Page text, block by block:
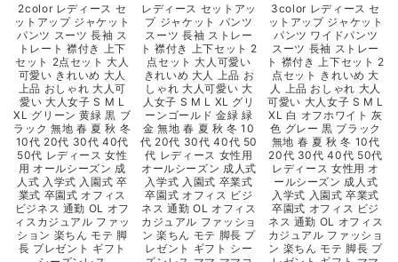
2color レディース セ
ットアップ ジャケット
パンツ スーツ 長袖 ス
トレート 襟付き 上下
セット 2点セット 大人
可愛い きれいめ 大人
上品 おしゃれ 大人可
愛い 大人女子 S M L
XL グリーン 黄緑 黒 ブ
ラック 無地 春 夏 秋 冬
10代 20代 30代 40代
50代 レディース 女性
用 オールシーズン 成
人式 入学式 入園式 卒
業式 卒園式 オフィス
ビジネス 通勤 OL オフ
ィスカジュアル ファッ
ション 楽ちん モテ 脚
長 プレゼント ギフト
レディース セットアッ
プ ジャケット パンツ
スーツ 長袖 ストレー
ト 襟付き 上下セット 2
点セット 大人可愛い
きれいめ 大人 上品 お
しゃれ 大人可愛い 大
人女子 S M L XL グリ
ーンゴールド 金緑 緑
金 無地 春 夏 秋 冬 10
代 20代 30代 40代 50
代 レディース 女性用
オールシーズン 成人式
入学式 入園式 卒業式
卒園式 オフィス ビジ
ネス 通勤 OL オフィス
カジュアル ファッショ
ン 楽ちん モテ 脚長 プ
レゼント ギフト シー
3color レディース セ
ットアップ ジャケット
パンツ ワイドパンツ
スーツ 長袖 ストレー
ト 襟付き 上下セット 2
点セット きれいめ 大
人 上品 おしゃれ 大人
可愛い 大人女子 S M L
XL 白 オフホワイト 灰
色 グレー 黒 ブラック
無地 春 夏 秋 冬 10代
20代 30代 40代 50代
レディース 女性用 オ
ールシーズン 成人式
入学式 入園式 卒業式
卒園式 オフィス ビジ
ネス 通勤 OL オフィス
カジュアル ファッショ
ン 楽ちん モテ 脚長 プ